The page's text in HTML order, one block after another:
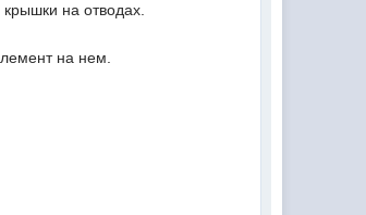
на отводах.
на нем.